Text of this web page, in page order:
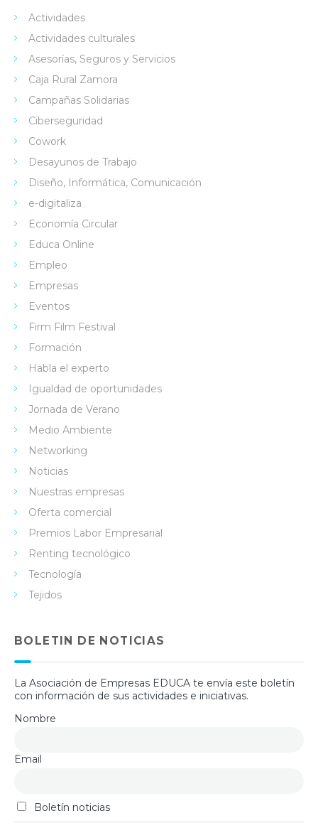
Actividades
Actividades culturales
Asesorías, Seguros y Servicios
Caja Rural Zamora
Campañas Solidarias
Ciberseguridad
Cowork
Desayunos de Trabajo
Diseño, Informática, Comunicación
e-digitaliza
Economía Circular
Educa Online
Empleo
Empresas
Eventos
Firm Film Festival
Formación
Habla el experto
Igualdad de oportunidades
Jornada de Verano
Medio Ambiente
Networking
Noticias
Nuestras empresas
Oferta comercial
Premios Labor Empresarial
Renting tecnológico
Tecnología
Tejidos
BOLETIN DE NOTICIAS
La Asociación de Empresas EDUCA te envía este boletín
con información de sus actividades e iniciativas.
Nombre
Email
Boletín noticias